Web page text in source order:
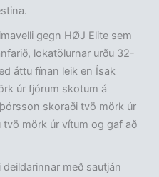
gegn HØJ Elite sem
lokatölurnar urðu 32-
áttu fínan leik en Ísak
úr fjórum skotum á
skoraði tvö mörk úr
mörk úr vítum og gaf að
með sautján